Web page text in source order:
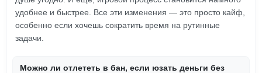
удобнее и быстрее. Все эти изменения — это просто кайф,
особенно если хочешь сократить время на рутинные
задачи.
Можно ли отлететь в бан, если юзать деньги без